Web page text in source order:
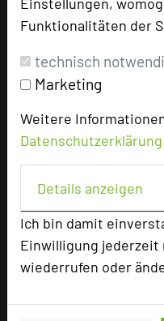
Funktionalitäten der
technisch
Marketing
Weitere
Datenschutzerklärung
Details anzeigen
Ich bin damit
Einwilligung
wiederrufen oder
Klassenzimmer
Raumgröße in qm
Kapazität Personen
Parlamentbestuhlung
Stuhlreihen